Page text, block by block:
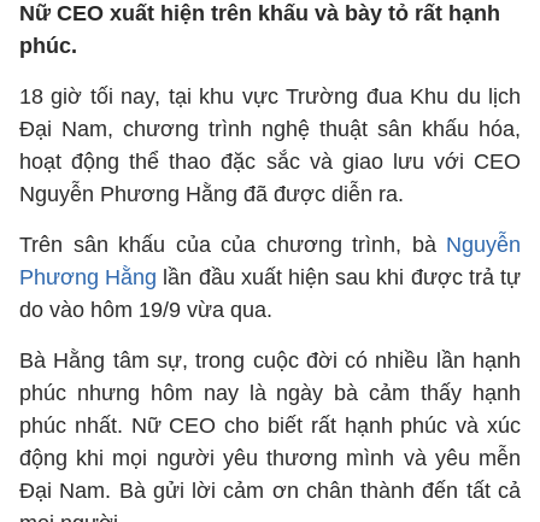
Nữ CEO xuất hiện trên khấu và bày tỏ rất hạnh
phúc.
18 giờ tối nay, tại khu vực Trường đua Khu du lịch
Đại Nam, chương trình nghệ thuật sân khấu hóa,
hoạt động thể thao đặc sắc và giao lưu với CEO
Nguyễn Phương Hằng đã được diễn ra.
Trên sân khấu của của chương trình, bà Nguyễn
Phương Hằng lần đầu xuất hiện sau khi được trả tự
do vào hôm 19/9 vừa qua.
Bà Hằng tâm sự, trong cuộc đời có nhiều lần hạnh
phúc nhưng hôm nay là ngày bà cảm thấy hạnh
phúc nhất. Nữ CEO cho biết rất hạnh phúc và xúc
động khi mọi người yêu thương mình và yêu mễn
Đại Nam. Bà gửi lời cảm ơn chân thành đến tất cả